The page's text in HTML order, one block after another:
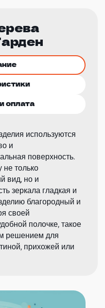
оплата
используются
и
поверхность.
не только
вид, но и
зеркала гладкая и
благородный и
своей
полочке, такое
решением для
прихожей или